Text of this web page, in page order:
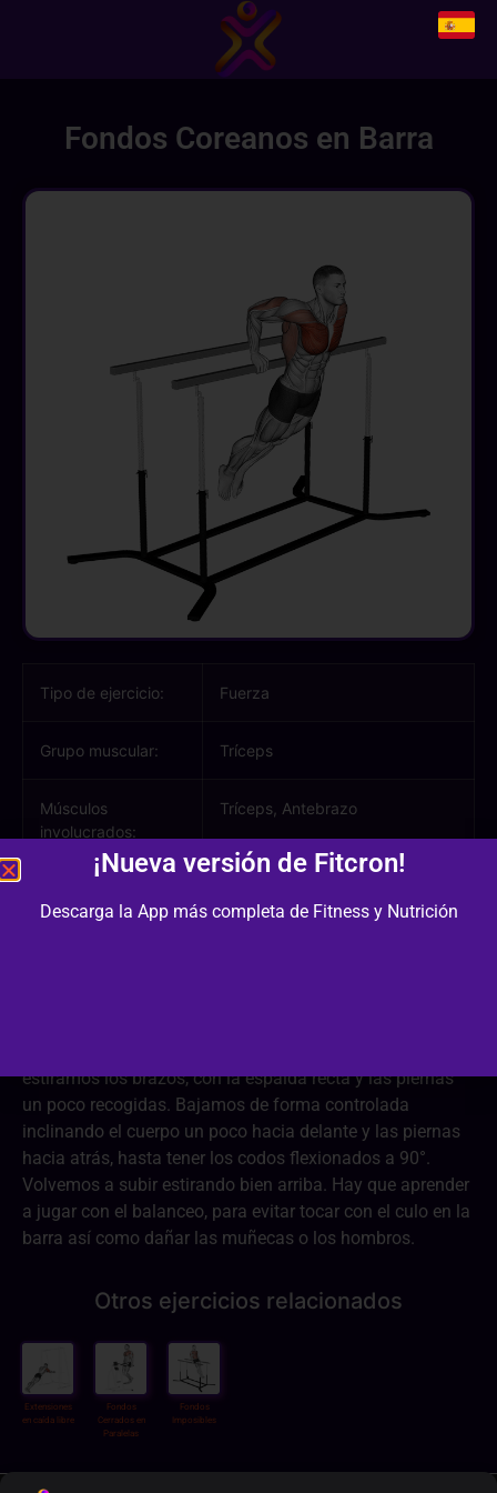
Fondos Coreanos en Barra
Tipo de ejercicio: Fuerza
Grupo muscular: Tríceps
Músculos
involucrados:
Tríceps, Antebrazo
Material:
estiramos los brazos, con la espalda recta y las piernas
un poco recogidas. Bajamos de forma controlada
inclinando el cuerpo un poco hacia delante y las piernas
hacia atrás, hasta tener los codos flexionados a 90°.
Volvemos a subir estirando bien arriba. Hay que aprender
a jugar con el balanceo, para evitar tocar con el culo en la
barra así como dañar las muñecas o los hombros.
Otros ejercicios relacionados
Extensiones
en caída libre
Fondos
Cerrados en
Paralelas
Fondos
Imposibles
¡Nueva versión de Fitcron!
Descarga la App más completa de Fitness y Nutrición